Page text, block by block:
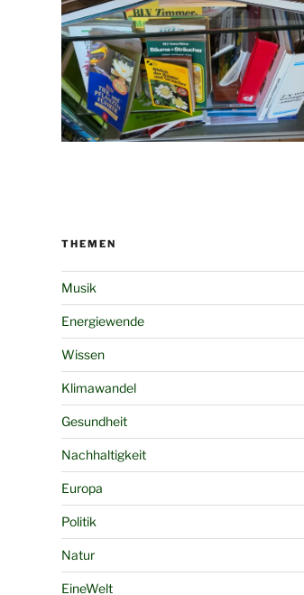
THEMEN
Musik
Energiewende
Wissen
Klimawandel
Gesundheit
Nachhaltigkeit
Europa
Politik
Natur
EineWelt